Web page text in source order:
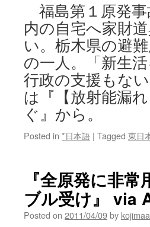
福島第１原発
内の自宅へ家財
い。栃木県の避
の一人。「新生
行政の支援もな
は『【放射能漏
ぐ』から。
Posted in *日本語 | Tagged 東日
『全原発に非
ブル受け』 via
Posted on 2011/04/09by